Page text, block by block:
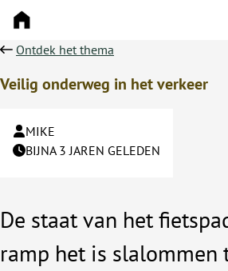
Ontdek het thema
Veilig onderweg in het verkeer
MIKE
BIJNA 3 JAREN GELEDEN
De staat van het
ramp het is slalommen